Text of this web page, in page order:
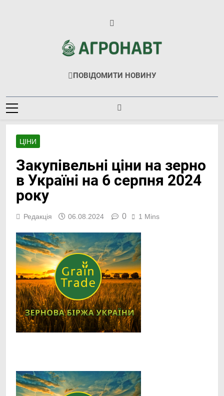
Агронавт
Новини Українського Агробізнесу
ПОВІДОМИТИ НОВИНУ
ЦІНИ
Закупівельні ціни на зерно
в Україні на 6 серпня 2024
року
Редакція 06.08.2024 0 1 Mins
Link